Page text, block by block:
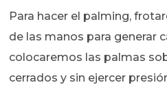
Para hacer el palming,
de las manos para generar
colocaremos las palmas
cerrados y sin ejercer